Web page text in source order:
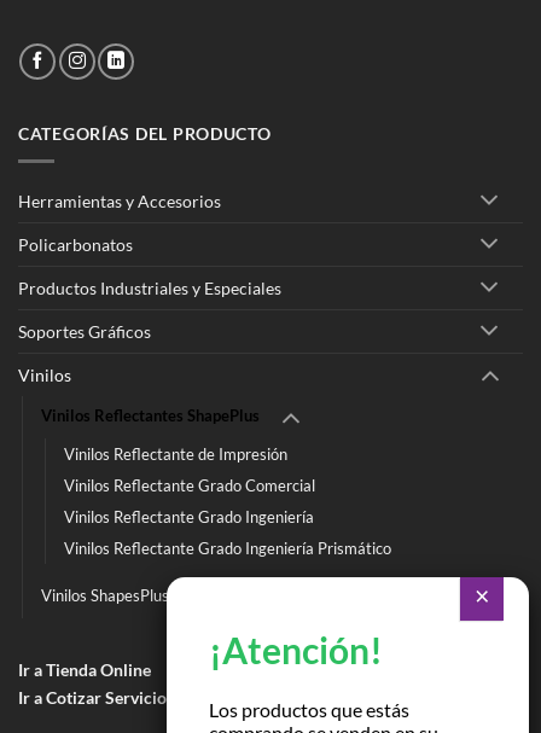
CATEGORÍAS DEL PRODUCTO
Herramientas y Accesorios
Policarbonatos
Productos Industriales y Especiales
Soportes Gráficos
Vinilos
Vinilos Reflectantes ShapePlus
Vinilos Reflectante de Impresión
Vinilos Reflectante Grado Comercial
Vinilos Reflectante Grado Ingeniería
Vinilos Reflectante Grado Ingeniería Prismático
Vinilos ShapesPlus
Ir a Tienda Online
Ir a Cotizar Servicios
Los productos que estás